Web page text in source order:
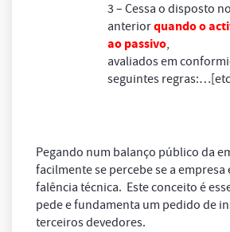
3 – Cessa o disposto
anteriorquando o
ao passivo,
avaliados em
seguintes
Pegando num balanço público da
facilmente se percebe se a empresa
falência técnica. Este conceito é
pede e fundamenta um pedido de
terceiros devedores.